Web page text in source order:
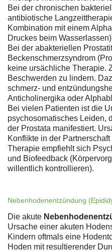
Bei der chronischen
antibiotische
Kombination mit einem
Druckes beim
Bei der abakteriellen
Beckenschmerzsyndrom
keine ursächliche Therapie.
Beschwerden zu lindern.
schmerz- und
Anticholinergika oder
Bei vielen Patienten ist die
psychosomatisches Leiden,
der Prostata manifestiert.
Konflikte in der
Therapie empfiehlt sich
und Biofeedback
willentlich kontrollieren).
Nebenhodenentzündung
Die akute
Ursache einer akuten
Kindern oftmals eine
Hoden mit resultierender